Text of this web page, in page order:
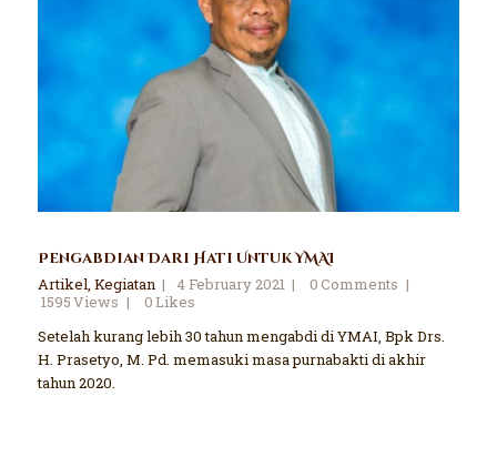
Pengabdian Dari Hati Untuk YMAI
Artikel, Kegiatan 4 February 2021 0Comments
1595Views 0Likes
Setelah kurang lebih 30 tahun mengabdi di YMAI, Bpk Drs.
H. Prasetyo, M. Pd. memasuki masa purnabakti di akhir
tahun 2020.